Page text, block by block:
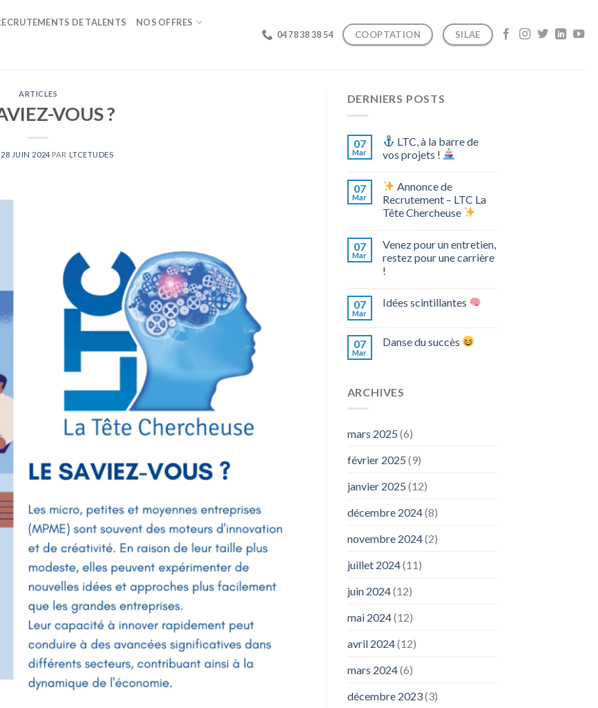
DE TALENTS NOS OFFRES
04 78 38 38 54 COOPTATION SILAE
ARTICLES
VOUS ?
28 JUIN 2024 PAR LTCETUDES
DERNIERS POSTS
07
Mar
LTC, à la barre de
vos projets !
07
Mar
Annonce de
Recrutement – LTC La
Tête Chercheuse
07
Mar
Venez pour un entretien,
restez pour une carrière
!
07
Mar
Idées scintillantes
07
Mar
Danse du succès
ARCHIVES
mars 2025 (6)
février 2025 (9)
janvier 2025 (12)
décembre 2024(8)
novembre 2024(2)
juillet 2024(11)
juin 2024(12)
mai 2024(12)
avril 2024(12)
mars 2024(6)
décembre 2023(3)